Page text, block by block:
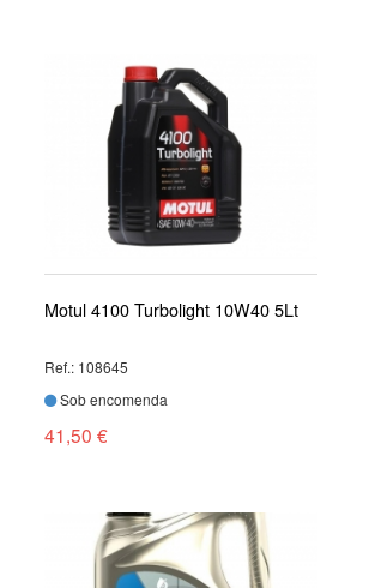
Motul 4100 Turbolight 10W40 5Lt
Ref.: 108645
Sob encomenda
41,50 €